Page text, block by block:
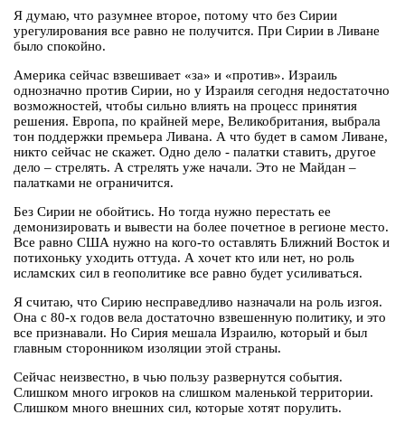
Я думаю, что разумнее второе, потому что без Сирии
урегулирования все равно не получится. При Сирии в Ливане
было спокойно.
Америка сейчас взвешивает «за» и «против». Израиль
однозначно против Сирии, но у Израиля сегодня недостаточно
возможностей, чтобы сильно влиять на процесс принятия
решения. Европа, по крайней мере, Великобритания, выбрала
тон поддержки премьера Ливана. А что будет в самом Ливане,
никто сейчас не скажет. Одно дело - палатки ставить, другое
дело – стрелять. А стрелять уже начали. Это не Майдан –
палатками не ограничится.
Без Сирии не обойтись. Но тогда нужно перестать ее
демонизировать и вывести на более почетное в регионе место.
Все равно США нужно на кого-то оставлять Ближний Восток и
потихоньку уходить оттуда. А хочет кто или нет, но роль
исламских сил в геополитике все равно будет усиливаться.
Я считаю, что Сирию несправедливо назначали на роль изгоя.
Она с 80-х годов вела достаточно взвешенную политику, и это
все признавали. Но Сирия мешала Израилю, который и был
главным сторонником изоляции этой страны.
Сейчас неизвестно, в чью пользу развернутся события.
Слишком много игроков на слишком маленькой территории.
Слишком много внешних сил, которые хотят порулить.